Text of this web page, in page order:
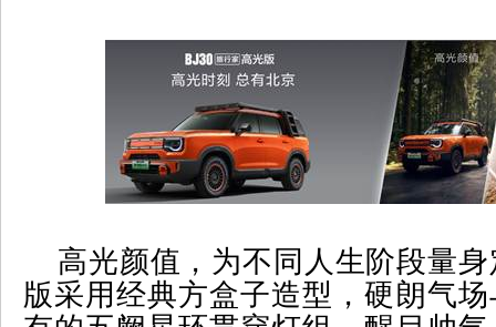
高光颜值，为不同人生阶段量身
版采用经典方盒子造型，硬朗气